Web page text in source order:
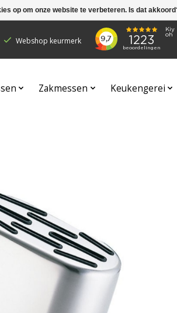
Webshop keurmerk
Zakmessen Keukengerei
op om onze website te verbeteren. Is dat